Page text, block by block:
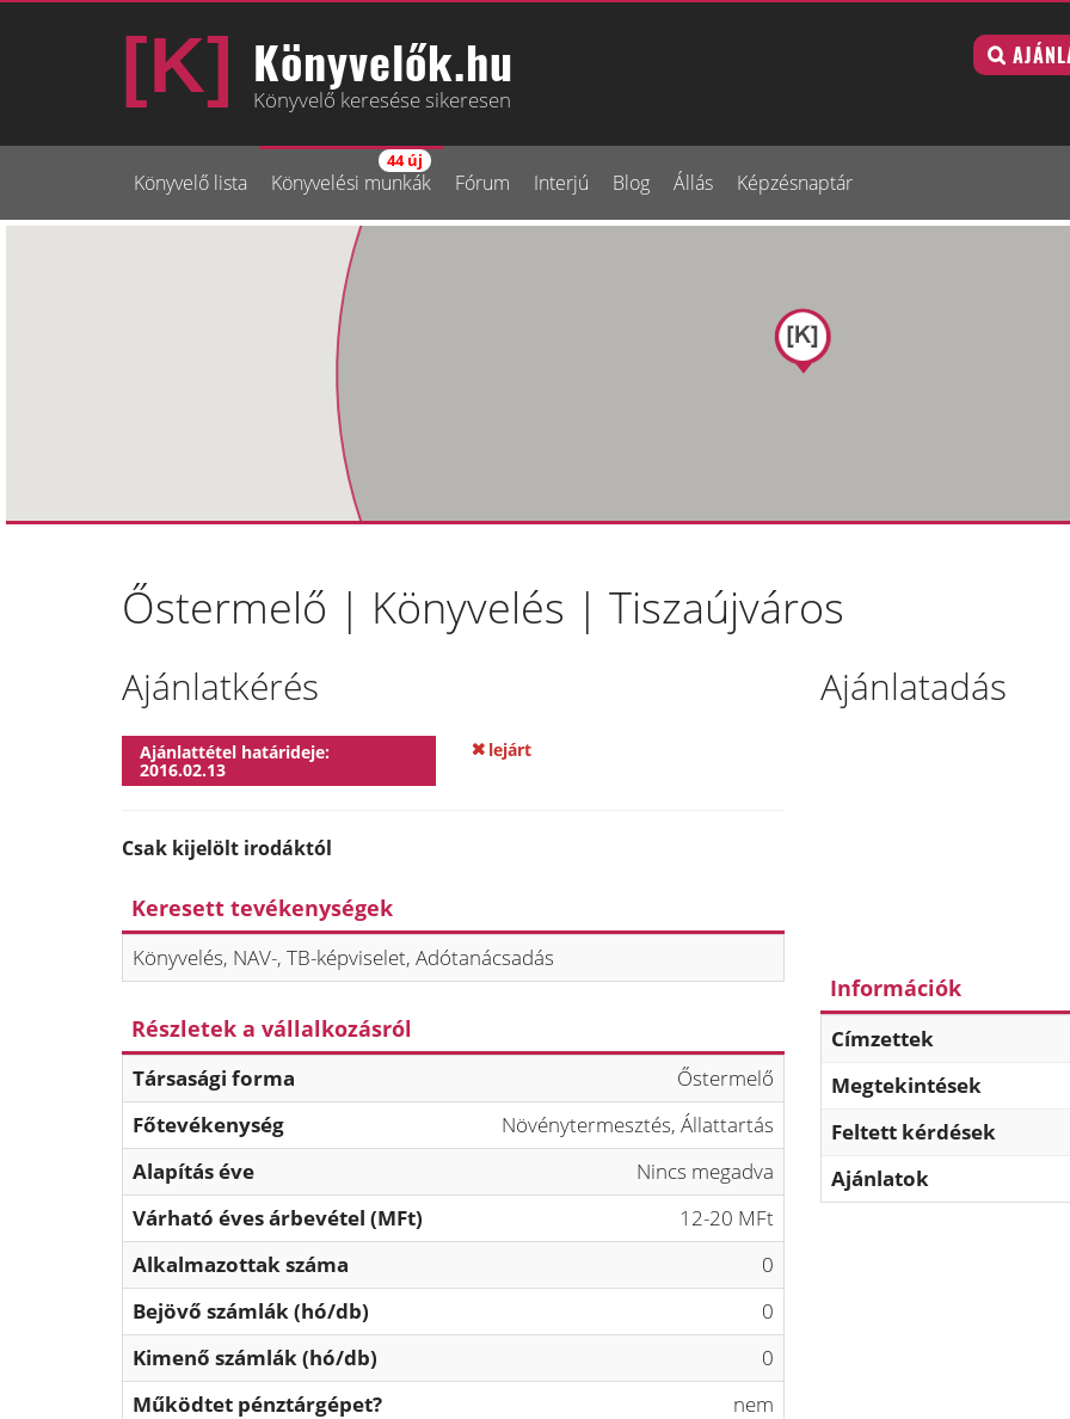
Könyvelők.hu
Könyvelő keresése sikeresen
Könyvelő lista Könyvelési munkák
44 új
Fórum Interjú Blog Állás Képzésnaptár
Őstermelő | Könyvelés | Tiszaújváros
Ajánlatkérés
Ajánlattétel határideje:
2016.02.13
lejárt
Csak kijelölt irodáktól
Keresett tevékenységek
Könyvelés, NAV-, TB-képviselet, Adótanácsadás
Részletek a vállalkozásról
Társasági forma
Őstermelő
Főtevékenység
Növénytermesztés, Állattartás
Alapítás éve
Nincs megadva
Várható éves árbevétel (MFt)
12-20 MFt
Alkalmazottak száma
0
Bejövő számlák (hó/db)
0
Kimenő számlák (hó/db)
0
Működtet pénztárgépet?
nem
Ajánlatadás
Információk
Címzettek
Megtekintések
Feltett kérdések
Ajánlatok